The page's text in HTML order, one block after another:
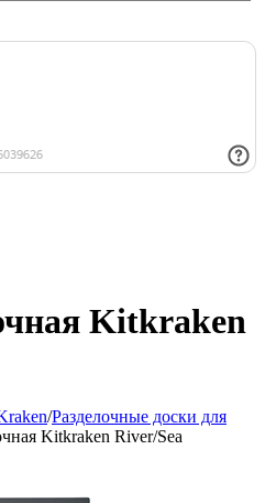
Kitkraken
/Разделочные доски для
Kitkraken River/Sea